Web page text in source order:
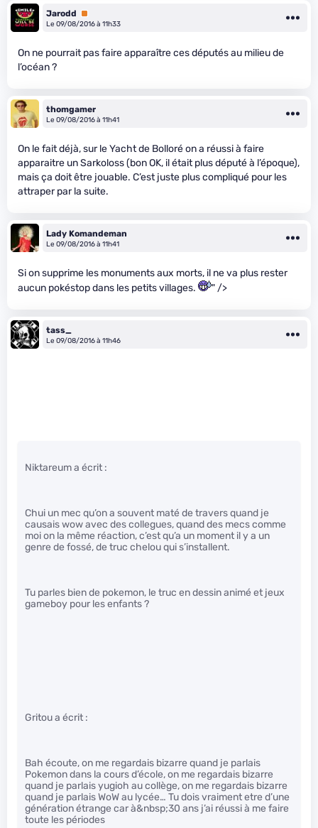
Jarodd
Premium
Le 09/08/2016 à 11h33
On ne pourrait pas faire apparaître ces députés au milieu de
l’océan ?
thomgamer
Le 09/08/2016 à 11h41
On le fait déjà, sur le Yacht de Bolloré on a réussi à faire
apparaitre un Sarkoloss (bon OK, il était plus député à l’époque),
mais ça doit être jouable. C’est juste plus compliqué pour les
attraper par la suite.
Lady Komandeman
Le 09/08/2016 à 11h41
Si on supprime les monuments aux morts, il ne va plus rester
aucun pokéstop dans les petits villages.
" />
tass_
Le 09/08/2016 à 11h46
Niktareum a écrit :
Chui un mec qu’on a souvent maté de travers quand je
causais wow avec des collegues, quand des mecs comme
moi on la même réaction, c’est qu’a un moment il y a un
genre de fossé, de truc chelou qui s’installent.
Tu parles bien de pokemon, le truc en dessin animé et jeux
gameboy pour les enfants ?
Gritou a écrit :
Bah écoute, on me regardais bizarre quand je parlais
Pokemon dans la cours d’école, on me regardais bizarre
quand je parlais yugioh au collège, on me regardais bizarre
quand je parlais WoW au lycée… Tu dois vraiment etre d’une
génération étrange car à&nbsp;30 ans j’ai réussi à me faire
toute les périodes